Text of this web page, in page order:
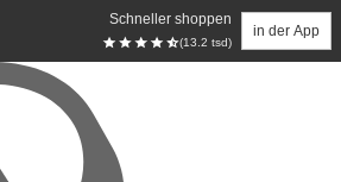
Schneller shoppen
(13.2 tsd)
in der App